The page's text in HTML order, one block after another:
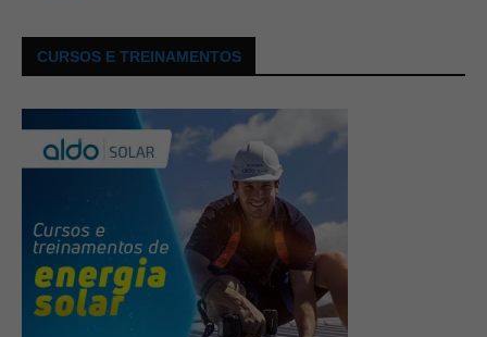
CURSOS E TREINAMENTOS